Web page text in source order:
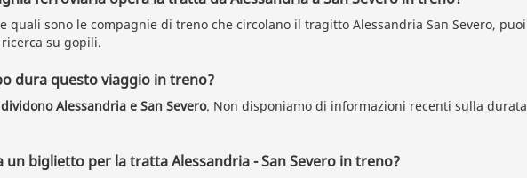
quali sono le compagnie di treno che circolano il tragitto Alessandria San Severo, puoi
su gopili.
dura questo viaggio in treno?
Alessandria e San Severo. Non disponiamo di informazioni recenti sulla durata
un biglietto per la tratta Alessandria - San Severo in treno?